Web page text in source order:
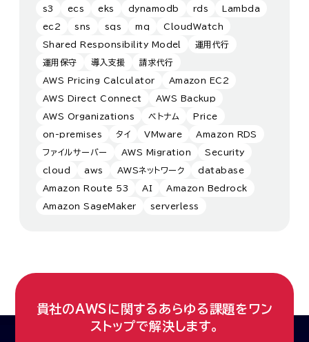
s3 ecs eks dynamodb rds Lambda
ec2 sns sqs mq CloudWatch
Shared Responsibility Model 運用代行
運用保守 導入支援 請求代行
AWS Pricing Calculator Amazon EC2
AWS Direct Connect AWS Backup
AWS Organizations ベトナム Price
on-premises タイ VMware Amazon RDS
ファイルサーバー AWS Migration Security
cloud aws AWSネットワーク database
Amazon Route 53 AI Amazon Bedrock
Amazon SageMaker serverless
貴社のAWSに関するあらゆる課題をワン
ストップで解決します。